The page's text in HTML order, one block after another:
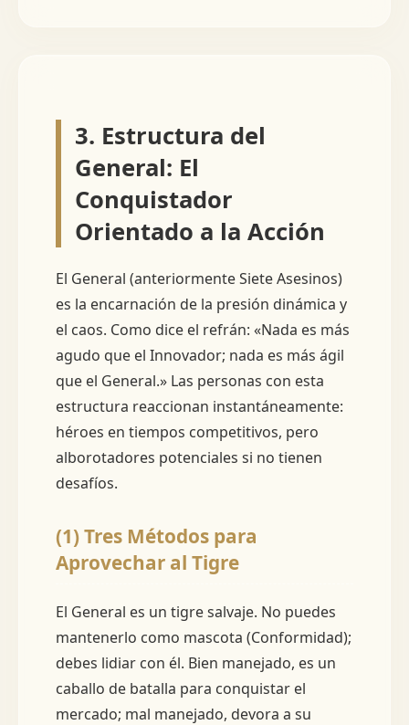
3. Estructura del
General: El
Conquistador
Orientado a la Acción
El General (anteriormente Siete Asesinos)
es la encarnación de la presión dinámica y
el caos. Como dice el refrán: «Nada es más
agudo que el Innovador; nada es más ágil
que el General.» Las personas con esta
estructura reaccionan instantáneamente:
héroes en tiempos competitivos, pero
alborotadores potenciales si no tienen
desafíos.
(1) Tres Métodos para
Aprovechar al Tigre
El General es un tigre salvaje. No puedes
mantenerlo como mascota (Conformidad);
debes lidiar con él. Bien manejado, es un
caballo de batalla para conquistar el
mercado; mal manejado, devora a su